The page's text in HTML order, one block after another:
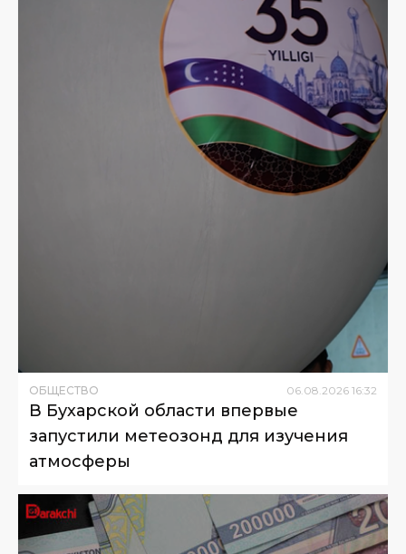
ОБЩЕСТВО 06.08.2026 16:32
В Бухарской области впервые
запустили метеозонд для изучения
атмосферы